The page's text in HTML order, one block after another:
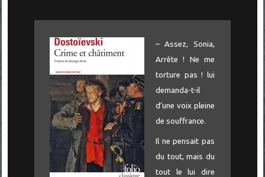
– Assez, Sonia,
Arrête ! Ne me
torture pas ! lui
demanda-t-il
d’une voix pleine
de souffrance.
Il ne pensait pas
du tout, mais du
tout le lui dire